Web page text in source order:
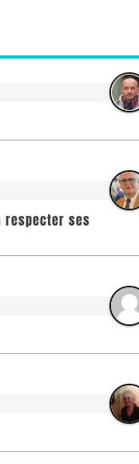
respecter ses